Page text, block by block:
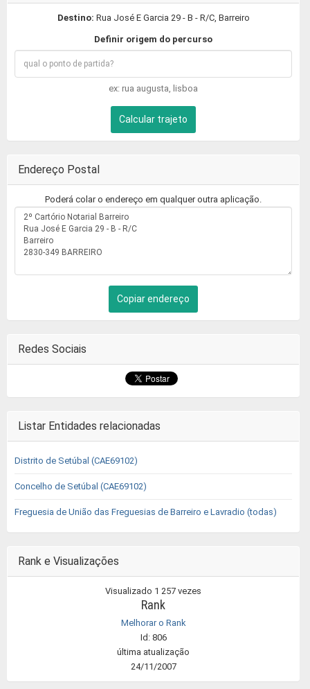
Destino: Rua José E Garcia 29 - B - R/C, Barreiro
Definir origem do percurso
ex: rua augusta, lisboa
Calcular trajeto
Endereço Postal
Poderá colar o endereço em qualquer outra aplicação.
Copiar endereço
Redes Sociais
Listar Entidades relacionadas
Distrito de Setúbal (CAE69102)
Concelho de Setúbal (CAE69102)
Freguesia de União das Freguesias de Barreiro e Lavradio (todas)
Rank e Visualizações
Visualizado 1 257 vezes
Rank
Melhorar o Rank
Id: 806
última atualização
24/11/2007